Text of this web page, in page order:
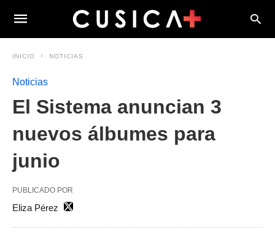
INICIO NOTICIAS
Noticias
El Sistema anuncian 3
nuevos álbumes para
junio
PUBLICADO POR
Eliza Pérez